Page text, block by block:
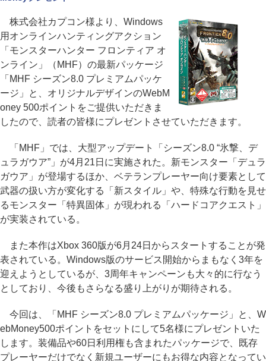
株式会社カプコン様より、Windows
用オンラインハンティングアクション
「モンスターハンター フロンティア オ
ンライン」（MHF）の最新パッケージ
「MHF シーズン8.0 プレミアムパッケ
ージ」と、オリジナルデザインのWebM
oney 500ポイントをご提供いただきま
したので、読者の皆様にプレゼントさせていただきます。
「MHF」では、大型アップデート「シーズン8.0 “氷撃、デ
ュラガウア”」が4月21日に実施された。新モンスター「デュラ
ガウア」が登場するほか、ベテランプレーヤー向け要素として
武器の扱い方が変化する「新スタイル」や、特殊な行動を見せ
るモンスター「特異固体」が現われる「ハードコアクエスト」
が実装されている。
また本作はXbox 360版が6月24日からスタートすることが発
表されている。Windows版のサービス開始からまもなく3年を
迎えようとしているが、3周年キャンペーンも大々的に行なう
としており、今後もさらなる盛り上がりが期待される。
今回は、「MHF シーズン8.0 プレミアムパッケージ」と、W
ebMoney500ポイントをセットにして5名様にプレゼントいた
します。装備品や60日利用権も含まれたパッケージで、既存
プレーヤーだけでなく新規ユーザーにもお得な内容となってい